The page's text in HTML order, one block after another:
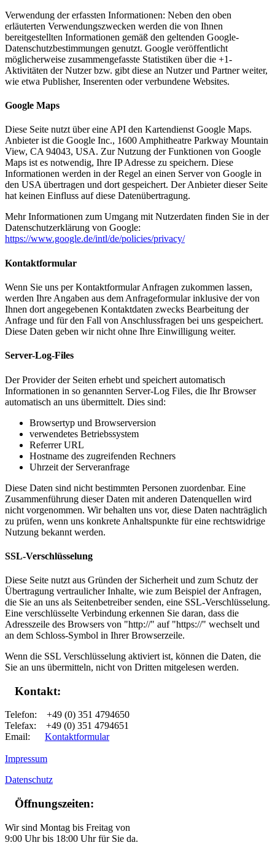
Verwendung der erfassten Informationen: Neben den oben
erläuterten Verwendungszwecken werden die von Ihnen
bereitgestellten Informationen gemäß den geltenden Google-
Datenschutzbestimmungen genutzt. Google veröffentlicht
möglicherweise zusammengefasste Statistiken über die +1-
Aktivitäten der Nutzer bzw. gibt diese an Nutzer und Partner weiter,
wie etwa Publisher, Inserenten oder verbundene Websites.
Google Maps
Diese Seite nutzt über eine API den Kartendienst Google Maps.
Anbieter ist die Google Inc., 1600 Amphitheatre Parkway Mountain
View, CA 94043, USA. Zur Nutzung der Funktionen von Google
Maps ist es notwendig, Ihre IP Adresse zu speichern. Diese
Informationen werden in der Regel an einen Server von Google in
den USA übertragen und dort gespeichert. Der Anbieter dieser Seite
hat keinen Einfluss auf diese Datenübertragung.
Mehr Informationen zum Umgang mit Nutzerdaten finden Sie in der
Datenschutzerklärung von Google:
https://www.google.de/intl/de/policies/privacy/
Kontaktformular
Wenn Sie uns per Kontaktformular Anfragen zukommen lassen,
werden Ihre Angaben aus dem Anfrageformular inklusive der von
Ihnen dort angegebenen Kontaktdaten zwecks Bearbeitung der
Anfrage und für den Fall von Anschlussfragen bei uns gespeichert.
Diese Daten geben wir nicht ohne Ihre Einwilligung weiter.
Server-Log-Files
Der Provider der Seiten erhebt und speichert automatisch
Informationen in so genannten Server-Log Files, die Ihr Browser
automatisch an uns übermittelt. Dies sind:
Browsertyp und Browserversion
verwendetes Betriebssystem
Referrer URL
Hostname des zugreifenden Rechners
Uhrzeit der Serveranfrage
Diese Daten sind nicht bestimmten Personen zuordenbar. Eine
Zusammenführung dieser Daten mit anderen Datenquellen wird
nicht vorgenommen. Wir behalten uns vor, diese Daten nachträglich
zu prüfen, wenn uns konkrete Anhaltspunkte für eine rechtswidrige
Nutzung bekannt werden.
SSL-Verschlüsselung
Diese Seite nutzt aus Gründen der Sicherheit und zum Schutz der
Übertragung vertraulicher Inhalte, wie zum Beispiel der Anfragen,
die Sie an uns als Seitenbetreiber senden, eine SSL-Verschlüsselung.
Eine verschlüsselte Verbindung erkennen Sie daran, dass die
Adresszeile des Browsers von "http://" auf "https://" wechselt und
an dem Schloss-Symbol in Ihrer Browserzeile.
Wenn die SSL Verschlüsselung aktiviert ist, können die Daten, die
Sie an uns übermitteln, nicht von Dritten mitgelesen werden.
Kontakt:
Telefon: +49 (0) 351 4794650
Telefax: +49 (0) 351 4794651
Email: Kontaktformular
Impressum
Datenschutz
Öffnungszeiten:
Wir sind Montag bis Freitag von
9:00 Uhr bis 18:00 Uhr für Sie da.